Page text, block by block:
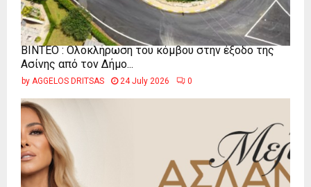
ΒΙΝΤΕΟ : Ολοκλήρωση του κόμβου στην έξοδο της
Ασίνης από τον Δήμο...
by AGGELOS DRITSAS 24 July 2026 0